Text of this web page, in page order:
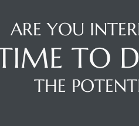
ARE YOU
TO
THE